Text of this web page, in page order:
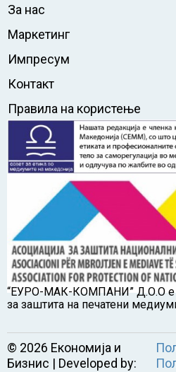
За нас
Маркетинг
Импресум
Контакт
Правила на користење
“ЕУРО-МАК-КОМПАНИ” Д.О.О е
за заштита на печатени
© 2026 Економија и
Бизнис | Developed by: